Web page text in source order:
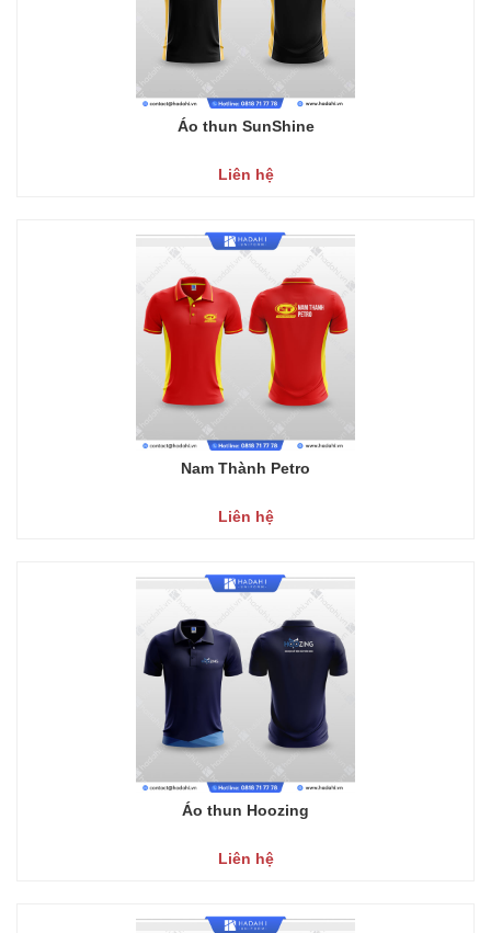
Áo thun SunShine
Liên hệ
Nam Thành Petro
Liên hệ
Áo thun Hoozing
Liên hệ